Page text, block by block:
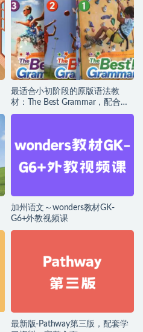
最适合小初阶段的原版语法教
材：The Best Grammar，配合组
词/选择/填空练习，高效强化语
加州语文～wonders教材GK-
G6+外教视频课
最新版-Pathway第三版，配套学